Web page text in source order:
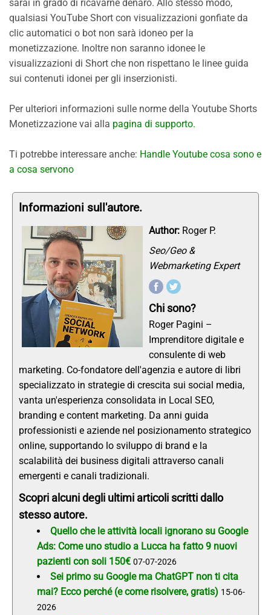
sarai in grado di ricavarne denaro. Allo stesso modo,
qualsiasi YouTube Short con visualizzazioni gonfiate da
clic automatici o bot non sarà idoneo per la
monetizzazione. Inoltre non saranno idonee le
visualizzazioni di Short che non rispettano le linee guida
sui contenuti idonei per gli inserzionisti.
Per ulteriori informazioni sulle norme della Youtube Shorts
Monetizzazione vai alla pagina di supporto.
Ti potrebbe interessare anche: Handle Youtube cosa sono e
a cosa servono
Informazioni sull'autore.
Author: Roger P.
Seo/Geo &
Webmarketing Expert
Chi sono?
Roger Pagini –
Imprenditore digitale e
consulente di web
marketing. Co-fondatore dell'agenzia e autore di libri
specializzato in strategie di crescita sui social media,
vanta un'esperienza consolidata in Local SEO,
branding e content marketing. Da anni guida
professionisti e aziende nel posizionamento strategico
online, supportando lo sviluppo di brand e la
scalabilità dei business digitali attraverso canali
emergenti e canali tradizionali.
Scopri alcuni degli ultimi articoli scritti dallo
stesso autore.
Quello che le attività locali ignorano su Google
Ads: Come uno studio a Lucca ha fatto 9 nuovi
pazienti con soli 150€ 07-07-2026
Sei primo su Google ma ChatGPT non ti cita
mai? Ecco perché (e come risolvere, gratis) 15-06-
2026